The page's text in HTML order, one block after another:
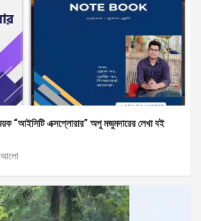
“আইসিটি এক্সপ্লোরার” অপু মজুমদারের লেখা বই
আলো